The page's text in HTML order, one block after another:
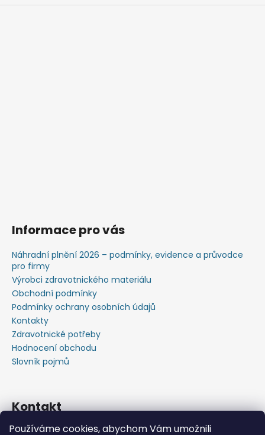
Používáme cookies, abychom Vám umožnili
Informace pro vás
Náhradní plnění 2026 – podmínky, evidence a průvodce
pro firmy
Výrobci zdravotnického materiálu
Obchodní podmínky
Podmínky ochrany osobních údajů
Kontakty
Zdravotnické potřeby
Hodnocení obchodu
Slovník pojmů
Kontakt
+420603583759 ,+420734720049